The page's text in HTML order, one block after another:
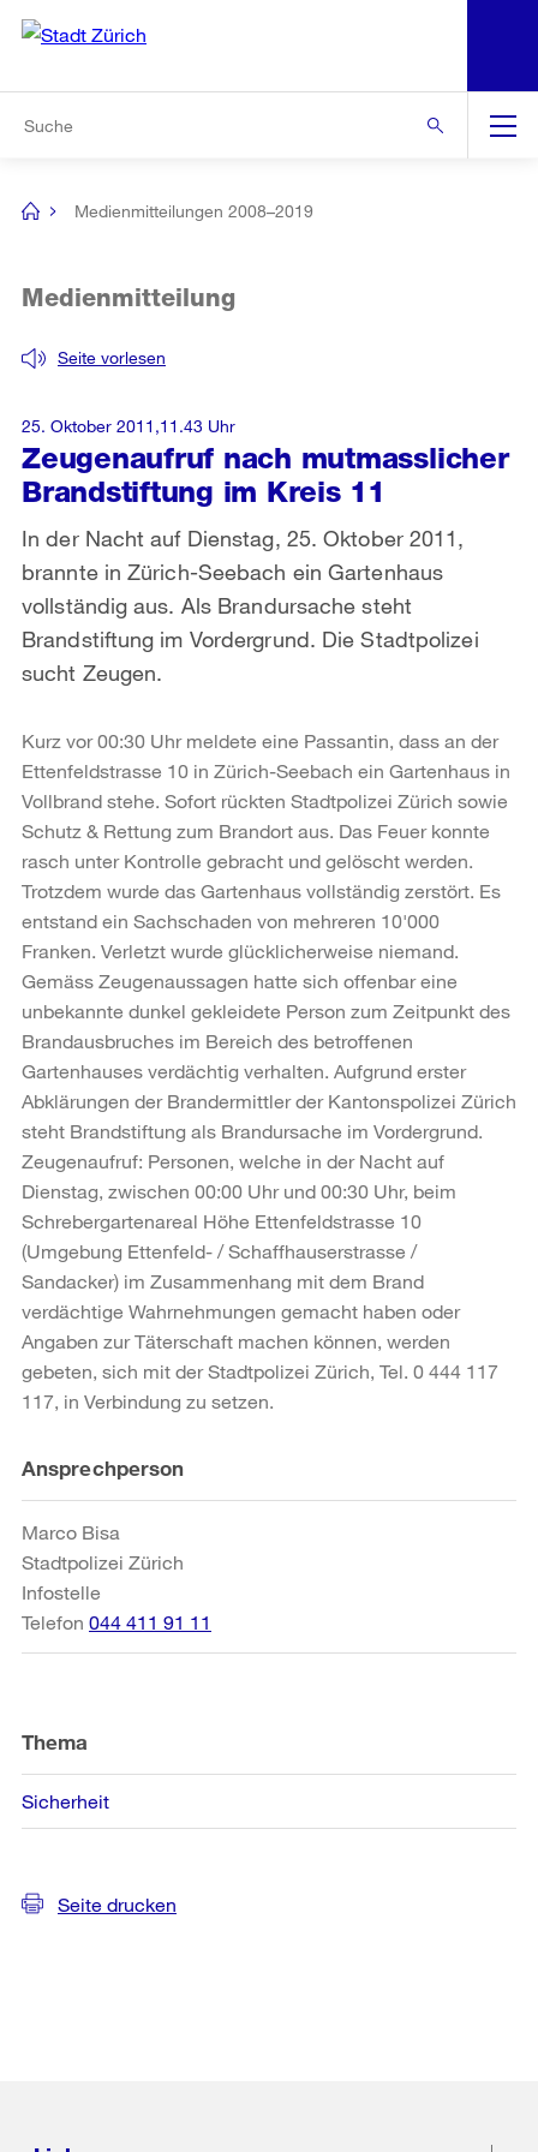
Navigation
[no
Medienmitteilungen 2008–2019
Zeugenaufruf nach mutmasslicher
Brandstiftung im Kreis 11
Seite vorlesen
Medienmitteilung
In der Nacht auf Dienstag, 25. Oktober 2011,
brannte in Zürich-Seebach ein Gartenhaus
vollständig aus. Als Brandursache steht
Brandstiftung im Vordergrund. Die Stadtpolizei
sucht Zeugen.
25. Oktober 2011,11.43 Uhr
Kurz vor 00:30 Uhr meldete eine Passantin, dass an der
Ettenfeldstrasse 10 in Zürich-Seebach ein Gartenhaus in
Vollbrand stehe. Sofort rückten Stadtpolizei Zürich sowie
Schutz & Rettung zum Brandort aus. Das Feuer konnte
rasch unter Kontrolle gebracht und gelöscht werden.
Trotzdem wurde das Gartenhaus vollständig zerstört. Es
entstand ein Sachschaden von mehreren 10'000
Franken. Verletzt wurde glücklicherweise niemand.
Gemäss Zeugenaussagen hatte sich offenbar eine
unbekannte dunkel gekleidete Person zum Zeitpunkt des
Brandausbruches im Bereich des betroffenen
Gartenhauses verdächtig verhalten. Aufgrund erster
Abklärungen der Brandermittler der Kantonspolizei Zürich
steht Brandstiftung als Brandursache im Vordergrund.
Zeugenaufruf: Personen, welche in der Nacht auf
Dienstag, zwischen 00:00 Uhr und 00:30 Uhr, beim
Schrebergartenareal Höhe Ettenfeldstrasse 10
(Umgebung Ettenfeld- / Schaffhauserstrasse /
Sandacker) im Zusammenhang mit dem Brand
verdächtige Wahrnehmungen gemacht haben oder
Angaben zur Täterschaft machen können, werden
gebeten, sich mit der Stadtpolizei Zürich, Tel. 0 444 117
117, in Verbindung zu setzen.
Weitere
Informationen
Ansprechperson
Marco Bisa
Stadtpolizei Zürich
Infostelle
Telefon 044 411 91 11
Thema
Sicherheit
Seite drucken